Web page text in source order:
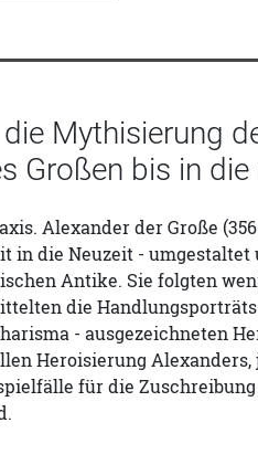
Mythisierung
Großen bis in
Alexander der Große
in die Neuzeit -
Antike. Sie folgten
die
- ausgezeichneten
Heroisierung
für die